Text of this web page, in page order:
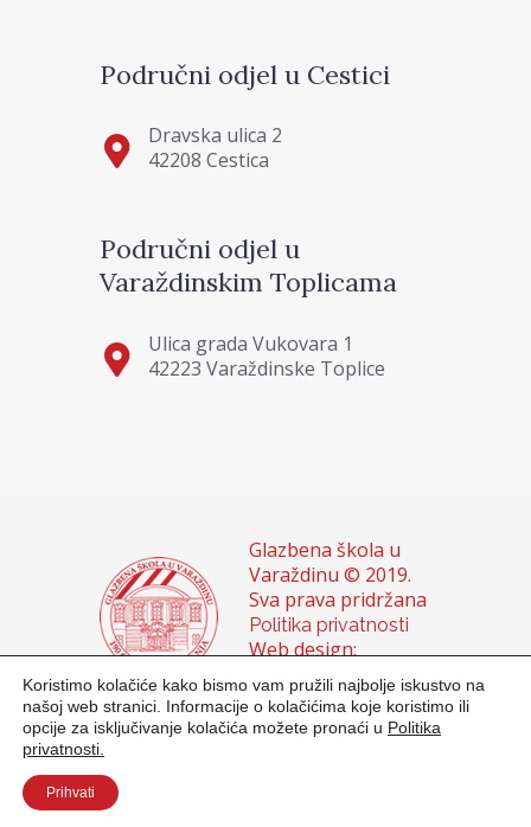
Područni odjel u Cestici
Dravska ulica 2
42208 Cestica
Područni odjel u
Varaždinskim Toplicama
Ulica grada Vukovara 1
42223 Varaždinske Toplice
Glazbena škola u
Varaždinu © 2019.
Sva prava pridržana
Politika privatnosti
Web design:
Domagoj Sigur &
Sanja Buhin
Koristimo kolačiće kako bismo vam pružili najbolje iskustvo na
našoj web stranici. Informacije o kolačićima koje koristimo ili
opcije za isključivanje kolačića možete pronaći u Politika
privatnosti.
Prihvati